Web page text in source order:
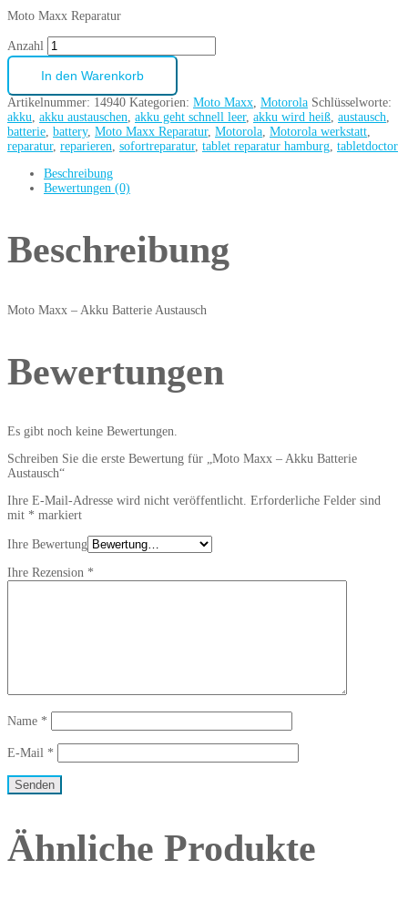
Moto Maxx Reparatur
Anzahl
In den Warenkorb
Artikelnummer: 14940 Kategorien: Moto Maxx, Motorola Schlüsselworte:
akku, akku austauschen, akku geht schnell leer, akku wird heiß, austausch,
batterie, battery, Moto Maxx Reparatur, Motorola, Motorola werkstatt,
reparatur, reparieren, sofortreparatur, tablet reparatur hamburg, tabletdoctor
Beschreibung
Bewertungen (0)
Beschreibung
Moto Maxx – Akku Batterie Austausch
Bewertungen
Es gibt noch keine Bewertungen.
Schreiben Sie die erste Bewertung für „Moto Maxx – Akku Batterie
Austausch“
Ihre E-Mail-Adresse wird nicht veröffentlicht. Erforderliche Felder sind
mit * markiert
Ihre Bewertung
Ihre Rezension *
Name *
E-Mail *
Ähnliche Produkte